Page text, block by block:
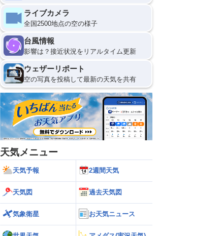
9 12
ライブカメラ
全国2500地点の空の様子
台風情報
影響は？接近状況をリアルタイム更新
ウェザーリポート
空の写真を投稿して最新の天気を共有
天気メニュー
天気予報 2週間天気
天気図 過去天気図
気象衛星 お天気ニュース